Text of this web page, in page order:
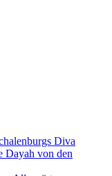
Diva
Dayah von den